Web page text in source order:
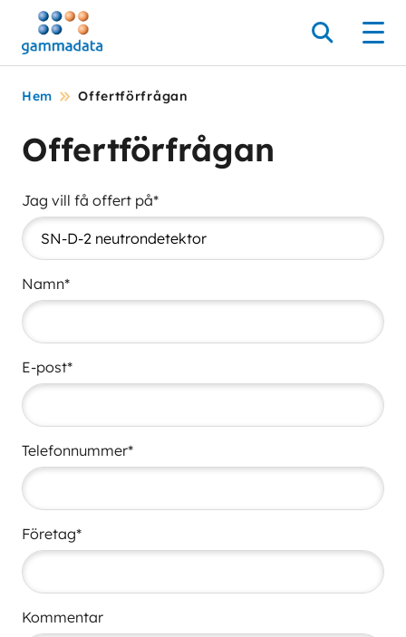
Hoppa
huvudinnehållt
Sök
Hem Offertförfrågan
Offertförfrågan
Jag vill få offert på*
Namn*
E-post*
Telefonnummer*
Företag*
Kommentar